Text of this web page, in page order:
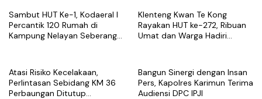
Sambut HUT Ke-1, Kodaeral I
Percantik 120 Rumah di
Kampung Nelayan Seberang
Klenteng Kwan Te Kong
Rayakan HUT ke-272, Ribuan
Umat dan Warga Hadiri
Atasi Risiko Kecelakaan,
Perlintasan Sebidang KM 36
Perbaungan Ditutup
Bangun Sinergi dengan Insan
Pers, Kapolres Karimun Terima
Audiensi DPC IPJI